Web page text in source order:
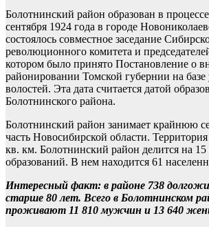
Болотнинский район образован в
сентября 1924 года в городе
состоялось совместное заседание
революционного комитета и
котором было принято Постановление о
районировании Томской губернии на
волостей. Эта дата считается датой
Болотнинского района.
Болотнинский район занимает крайнюю
часть Новосибирской области.
кв. км. Болотнинский район делится на
образований. В нем находится 61
Интересный факт: в районе 738
старше 80 лет. Всего в Болотнинском
проживают 11 810 мужчин и 13 640